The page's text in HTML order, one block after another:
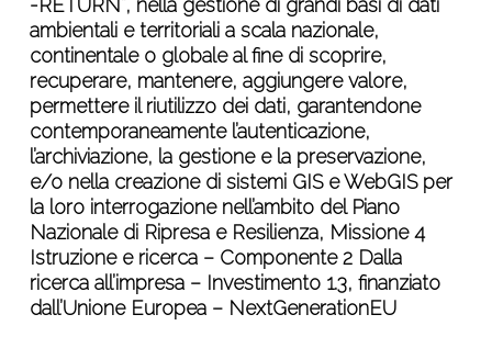
–
Componente
2
Dalla
ricerca
all’impresa
–
Investimento
1.3,
finanziato
dall’Unione
Europea
al
conferimento
di
n.
1
incarico
di
consulenza
per
prestazione
d’opera
intellettuale:
-RETURN”, nella gestione di grandi basi di dati
ambientali e territoriali a scala nazionale,
continentale o globale al fine di scoprire,
recuperare, mantenere, aggiungere valore,
permettere il riutilizzo dei dati, garantendone
contemporaneamente l’autenticazione,
l’archiviazione, la gestione e la preservazione,
e/o nella creazione di sistemi GIS e WebGIS per
la loro interrogazione nell’ambito del Piano
Nazionale di Ripresa e Resilienza, Missione 4
Istruzione e ricerca – Componente 2 Dalla
ricerca all’impresa – Investimento 1.3, finanziato
dall’Unione Europea – NextGenerationEU